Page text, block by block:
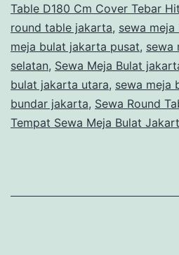
di
Table D180 Cm Cover Tebar
round table jakarta, sewa
meja bulat jakarta pusat, sewa
selatan, Sewa Meja Bulat
bulat jakarta utara, sewa meja
bundar jakarta, Sewa Round
Tempat Sewa Meja Bulat